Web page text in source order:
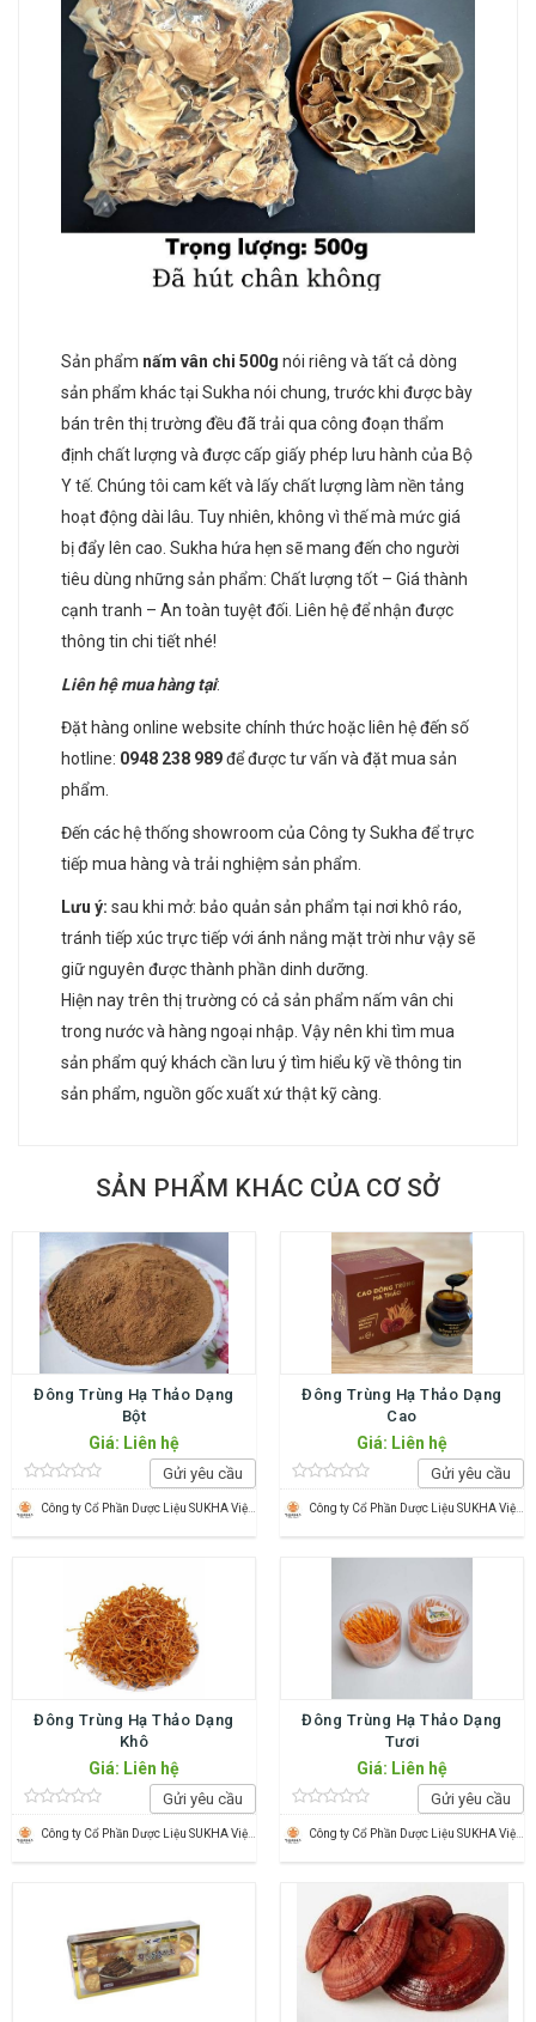
Sản phẩm nấm vân chi 500g nói riêng và tất cả dòng
sản phẩm khác tại Sukha nói chung, trước khi được bày
bán trên thị trường đều đã trải qua công đoạn thẩm
định chất lượng và được cấp giấy phép lưu hành của Bộ
Y tế. Chúng tôi cam kết và lấy chất lượng làm nền tảng
hoạt động dài lâu. Tuy nhiên, không vì thế mà mức giá
bị đẩy lên cao. Sukha hứa hẹn sẽ mang đến cho người
tiêu dùng những sản phẩm: Chất lượng tốt – Giá thành
cạnh tranh – An toàn tuyệt đối. Liên hệ để nhận được
thông tin chi tiết nhé!
Liên hệ mua hàng tại:
Đặt hàng online website chính thức hoặc liên hệ đến số
hotline: 0948 238 989để được tư vấn và đặt mua sản
phẩm.
Đến các hệ thống showroom của Công ty Sukha để trực
tiếp mua hàng và trải nghiệm sản phẩm.
Lưu ý: sau khi mở: bảo quản sản phẩm tại nơi khô ráo,
tránh tiếp xúc trực tiếp với ánh nắng mặt trời như vậy sẽ
giữ nguyên được thành phần dinh dưỡng.
Hiện nay trên thị trường có cả sản phẩm nấm vân chi
trong nước và hàng ngoại nhập. Vậy nên khi tìm mua
sản phẩm quý khách cần lưu ý tìm hiểu kỹ về thông tin
sản phẩm, nguồn gốc xuất xứ thật kỹ càng.
SẢN PHẨM KHÁC CỦA CƠ SỞ
Đông Trùng Hạ Thảo Dạng
Bột
Giá: Liên hệ
Gửi yêu cầu
Công ty Cổ Phần Dược Liệu SUKHA Việt Nam
Đông Trùng Hạ Thảo Dạng
Cao
Giá: Liên hệ
Gửi yêu cầu
Công ty Cổ Phần Dược Liệu SUKHA Việt Nam
Đông Trùng Hạ Thảo Dạng
Khô
Giá: Liên hệ
Gửi yêu cầu
Công ty Cổ Phần Dược Liệu SUKHA Việt Nam
Đông Trùng Hạ Thảo Dạng
Tươi
Giá: Liên hệ
Gửi yêu cầu
Công ty Cổ Phần Dược Liệu SUKHA Việt Nam